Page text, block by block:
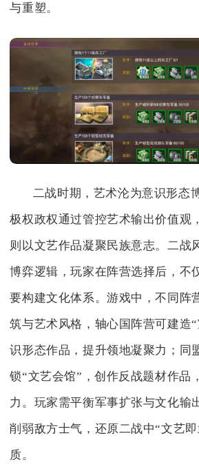
与重塑。
二战时期，艺术沦为意识形态
极权政权通过管控艺术输出价值观
则以文艺作品凝聚民族意志。二战
博弈逻辑，玩家在阵营选择后，不
要构建文化体系。游戏中，不同阵
筑与艺术风格，轴心国阵营可建造
识形态作品，提升领地凝聚力；同
锁“文艺会馆”，创作反战题材作品
力。玩家需平衡军事扩张与文化输
削弱敌方士气，还原二战中“文艺
质。